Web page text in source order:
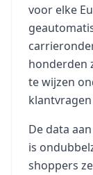
voor elke
honderden
te wijzen
De data
is
shoppers